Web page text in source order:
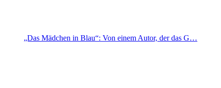
„Das Mädchen in Blau“: Von einem Autor, der das G…